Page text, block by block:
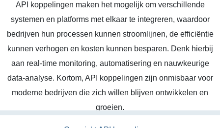
API koppelingen maken het mogelijk om verschillende
systemen en platforms met elkaar te integreren, waardoor
bedrijven hun processen kunnen stroomlijnen, de efficiëntie
kunnen verhogen en kosten kunnen besparen. Denk hierbij
aan real-time monitoring, automatisering en nauwkeurige
data-analyse. Kortom, API koppelingen zijn onmisbaar voor
moderne bedrijven die zich willen blijven ontwikkelen en
groeien.